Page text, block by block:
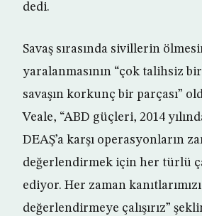
dedi.
Savaş sırasında sivillerin
yaralanmasının “çok talihsiz
savaşın korkunç bir parçası”
Veale, “ABD güçleri, 2014
DEAŞ’a karşı operasyonların
değerlendirmek için her türlü
ediyor. Her zaman kanıtlarımızı
değerlendirmeye çalışırız”